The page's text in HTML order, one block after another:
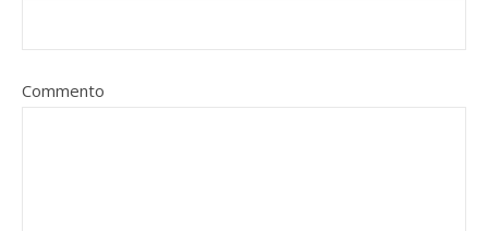
Commento